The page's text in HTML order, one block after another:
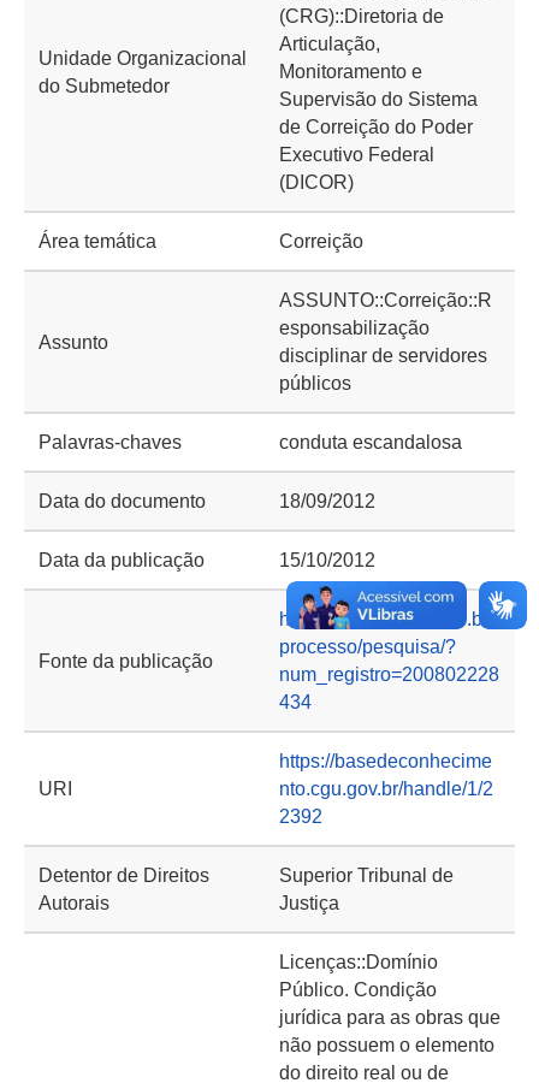
Unidade Organizacional
do Submetedor
(CRG)::Diretoria de
Articulação,
Monitoramento e
Supervisão do Sistema
de Correição do Poder
Executivo Federal
(DICOR)
Área temática Correição
Assunto
ASSUNTO::Correição::R
esponsabilização
disciplinar de servidores
públicos
Palavras-chaves conduta escandalosa
Data do documento 18/09/2012
Data da publicação 15/10/2012
Fonte da publicação
https://processo.stj.jus.br/
processo/pesquisa/?
num_registro=200802228
434
URI
https://basedeconhecime
nto.cgu.gov.br/handle/1/2
2392
Detentor de Direitos
Autorais
Superior Tribunal de
Justiça
Licenças::Domínio
Público. Condição
jurídica para as obras que
não possuem o elemento
do direito real ou de